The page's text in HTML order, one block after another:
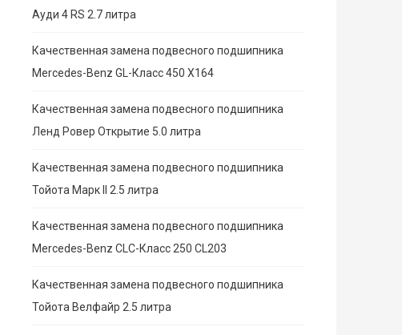
Ауди 4 RS 2.7 литра
Качественная замена подвесного подшипника
Mercedes-Benz GL-Класс 450 X164
Качественная замена подвесного подшипника
Ленд Ровер Открытие 5.0 литра
Качественная замена подвесного подшипника
Тойота Марк II 2.5 литра
Качественная замена подвесного подшипника
Mercedes-Benz CLC-Класс 250 CL203
Качественная замена подвесного подшипника
Тойота Велфайр 2.5 литра